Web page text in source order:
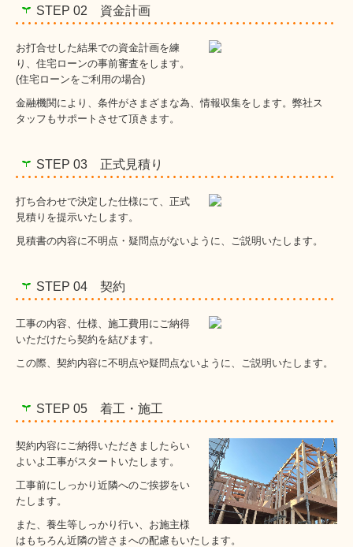
STEP 02 資金計画
お打合せした結果での資金計画を練
り、住宅ローンの事前審査をします。
(住宅ローンをご利用の場合)
金融機関により、条件がさまざまな為、情報収集をします。弊社ス
タッフもサポートさせて頂きます。
STEP 03 正式見積り
打ち合わせで決定した仕様にて、正式
見積りを提示いたします。
見積書の内容に不明点・疑問点がないように、ご説明いたします。
STEP 04 契約
工事の内容、仕様、施工費用にご納得
いただけたら契約を結びます。
この際、契約内容に不明点や疑問点ないように、ご説明いたします。
STEP 05 着工・施工
契約内容にご納得いただきましたらい
よいよ工事がスタートいたします。
工事前にしっかり近隣へのご挨拶をい
たします。
また、養生等しっかり行い、お施主様
はもちろん近隣の皆さまへの配慮もいたします。